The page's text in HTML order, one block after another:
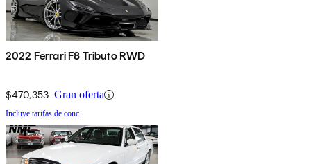
2022 Ferrari F8 Tributo RWD
$470,353 Gran oferta
Incluye tarifas de conc.